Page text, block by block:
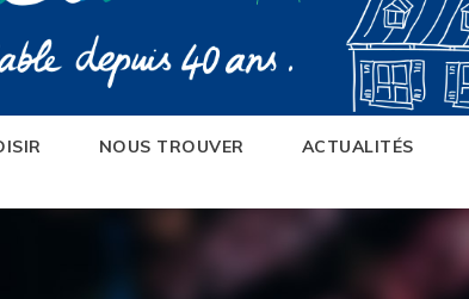
NOUS TROUVER ACTUALITÉS